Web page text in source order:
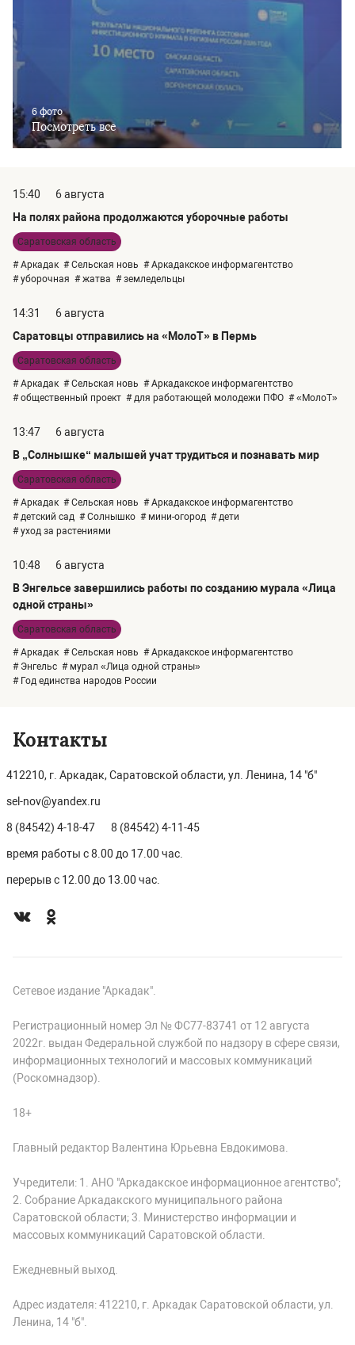
6 фото
Посмотреть все
15:40
6 августа
На полях района продолжаются уборочные работы
Саратовская область
# Аркадак # Сельская новь # Аркадакское информагентство
# уборочная # жатва # земледельцы
14:31
6 августа
Саратовцы отправились на «МолоТ» в Пермь
Саратовская область
# Аркадак # Сельская новь # Аркадакское информагентство
# общественный проект # для работающей молодежи ПФО # «МолоТ»
13:47
6 августа
В „Солнышке“ малышей учат трудиться и познавать мир
Саратовская область
# Аркадак # Сельская новь # Аркадакское информагентство
# детский сад # Солнышко # мини-огород # дети
# уход за растениями
10:48
6 августа
В Энгельсе завершились работы по созданию мурала «Лица
одной страны»
Саратовская область
# Аркадак # Сельская новь # Аркадакское информагентство
# Энгельс # мурал «Лица одной страны»
# Год единства народов России
Контакты
412210, г. Аркадак, Саратовской области, ул. Ленина, 14 "б"
sel-nov@yandex.ru
8 (84542) 4-18-47 8 (84542) 4-11-45
время работы с 8.00 до 17.00 час.
перерыв с 12.00 до 13.00 час.
Сетевое издание "Аркадак".
Регистрационный номер Эл № ФС77-83741 от 12 августа
2022г. выдан Федеральной службой по надзору в сфере связи,
информационных технологий и массовых коммуникаций
(Роскомнадзор).
18+
Главный редактор Валентина Юрьевна Евдокимова.
Учредители: 1. АНО "Аркадакское информационное агентство";
2. Собрание Аркадакского муниципального района
Саратовской области; 3. Министерство информации и
массовых коммуникаций Саратовской области.
Ежедневный выход.
Адрес издателя: 412210, г. Аркадак Саратовской области, ул.
Ленина, 14 "б".